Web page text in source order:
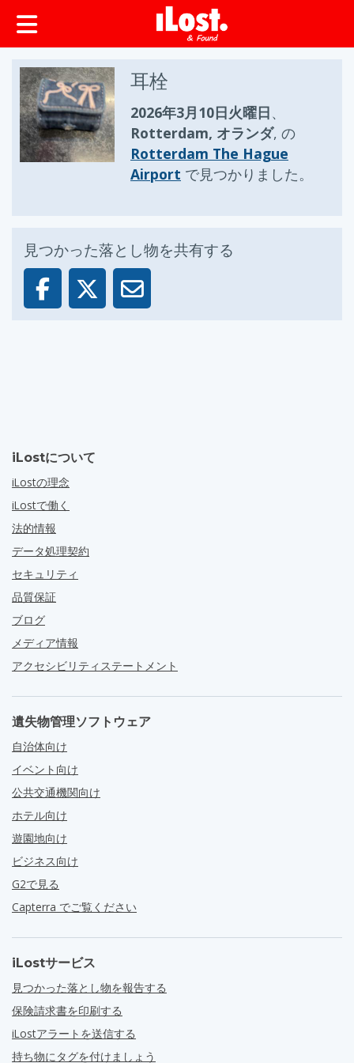
ップ
耳栓
2026年3月10日火曜日、
Rotterdam, オランダ, の
Rotterdam The Hague
Airport で見つかりました。
見つかった落とし物を共有する
iLostについて
iLostの理念
iLostで働く
法的情報
データ処理契約
セキュリティ
品質保証
ブログ
メディア情報
アクセシビリティステートメント
遺失物管理ソフトウェア
自治体向け
イベント向け
公共交通機関向け
ホテル向け
遊園地向け
ビジネス向け
G2で見る
Capterra でご覧ください
iLostサービス
見つかった落とし物を報告する
保険請求書を印刷する
iLostアラートを送信する
持ち物にタグを付けましょう